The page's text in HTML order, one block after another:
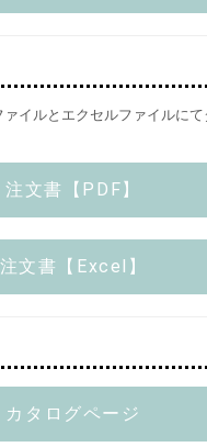
ァイルとエクセルファイルに
注文書【PDF】
注文書【Excel】
カタログページ